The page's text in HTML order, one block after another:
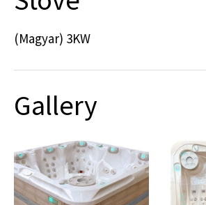
(Magyar) 3KW
Gallery